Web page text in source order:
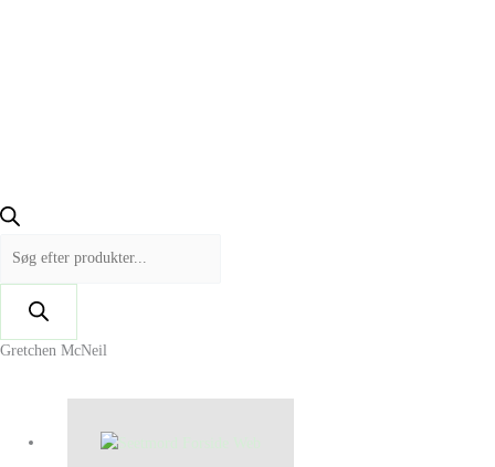
Gretchen McNeil